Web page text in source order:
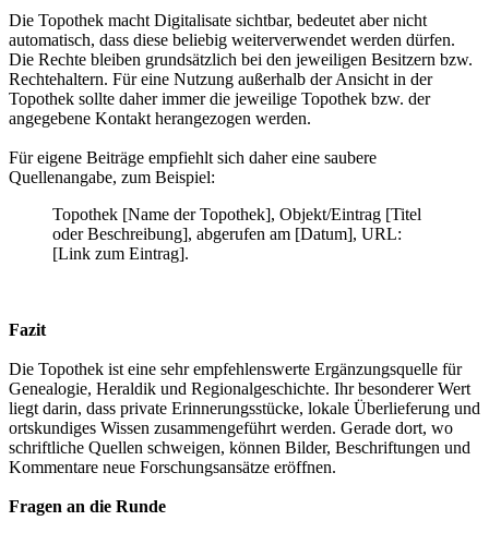
Die Topothek macht Digitalisate sichtbar, bedeutet aber nicht
automatisch, dass diese beliebig weiterverwendet werden dürfen.
Die Rechte bleiben grundsätzlich bei den jeweiligen Besitzern bzw.
Rechtehaltern. Für eine Nutzung außerhalb der Ansicht in der
Topothek sollte daher immer die jeweilige Topothek bzw. der
angegebene Kontakt herangezogen werden.
Für eigene Beiträge empfiehlt sich daher eine saubere
Quellenangabe, zum Beispiel:
Topothek [Name der Topothek], Objekt/Eintrag [Titel
oder Beschreibung], abgerufen am [Datum], URL:
[Link zum Eintrag].
Fazit
Die Topothek ist eine sehr empfehlenswerte Ergänzungsquelle für
Genealogie, Heraldik und Regionalgeschichte. Ihr besonderer Wert
liegt darin, dass private Erinnerungsstücke, lokale Überlieferung und
ortskundiges Wissen zusammengeführt werden. Gerade dort, wo
schriftliche Quellen schweigen, können Bilder, Beschriftungen und
Kommentare neue Forschungsansätze eröffnen.
Fragen an die Runde